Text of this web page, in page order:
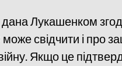
Лукашенком
свідчити і про
Якщо це